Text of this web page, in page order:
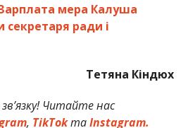
мера Калуша
секретаря ради і
Тетяна Кіндюх
Читайте нас
, TikTokтаInstagram.